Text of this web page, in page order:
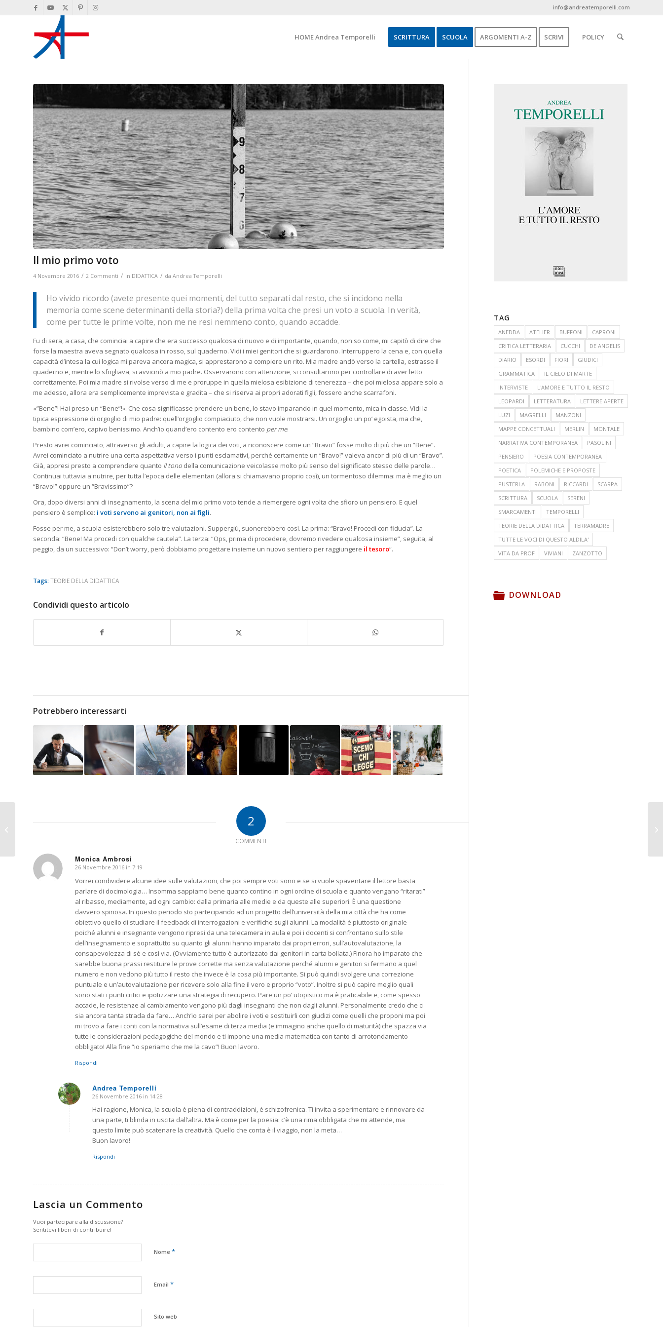
info@andreatemporelli.com
HOME Andrea Temporelli SCRITTURA SCUOLA ARGOMENTI A-Z SCRIVI POLICY
Il mio primo voto
4 Novembre 2016 / 2 Commenti / in DIDATTICA / da Andrea Temporelli
Ho vivido ricordo (avete presente quei momenti, del tutto separati dal resto, che si incidono nella
memoria come scene determinanti della storia?) della prima volta che presi un voto a scuola. In verità,
come per tutte le prime volte, non me ne resi nemmeno conto, quando accadde.
Fu di sera, a casa, che cominciai a capire che era successo qualcosa di nuovo e di importante, quando, non so come, mi capitò di dire che
forse la maestra aveva segnato qualcosa in rosso, sul quaderno. Vidi i miei genitori che si guardarono. Interruppero la cena e, con quella
capacità d’intesa la cui logica mi pareva ancora magica, si apprestarono a compiere un rito. Mia madre andò verso la cartella, estrasse il
quaderno e, mentre lo sfogliava, si avvicinò a mio padre. Osservarono con attenzione, si consultarono per controllare di aver letto
correttamente. Poi mia madre si rivolse verso di me e proruppe in quella mielosa esibizione di tenerezza – che poi mielosa appare solo a
me adesso, allora era semplicemente imprevista e gradita – che si riserva ai propri adorati figli, fossero anche scarrafoni.
«”Bene”! Hai preso un “Bene”!». Che cosa significasse prendere un bene, lo stavo imparando in quel momento, mica in classe. Vidi la
tipica espressione di orgoglio di mio padre: quell’orgoglio compiaciuto, che non vuole mostrarsi. Un orgoglio un po’ egoista, ma che,
bambino com’ero, capivo benissimo. Anch’io quand’ero contento ero contento per me.
Presto avrei cominciato, attraverso gli adulti, a capire la logica dei voti, a riconoscere come un “Bravo” fosse molto di più che un “Bene”.
Avrei cominciato a nutrire una certa aspettativa verso i punti esclamativi, perché certamente un “Bravo!” valeva ancor di più di un “Bravo”.
Già, appresi presto a comprendere quanto il tono della comunicazione veicolasse molto più senso del significato stesso delle parole…
Continuai tuttavia a nutrire, per tutta l’epoca delle elementari (allora si chiamavano proprio così), un tormentoso dilemma: ma è meglio un
“Bravo!” oppure un “Bravissimo”?
Ora, dopo diversi anni di insegnamento, la scena del mio primo voto tende a riemergere ogni volta che sfioro un pensiero. E quel
pensiero è semplice: i voti servono ai genitori, non ai figli.
Fosse per me, a scuola esisterebbero solo tre valutazioni. Suppergiù, suonerebbero così. La prima: “Bravo! Procedi con fiducia”. La
seconda: “Bene! Ma procedi con qualche cautela”. La terza: “Ops, prima di procedere, dovremo rivedere qualcosa insieme”, seguita, al
peggio, da un successivo: “Don’t worry, però dobbiamo progettare insieme un nuovo sentiero per raggiungere il tesoro“.
Tags: TEORIE DELLA DIDATTICA
Condividi questo articolo
Potrebbero interessarti
2
COMMENTI
Monica Ambrosi
dice:
26 Novembre 2016 in 7:19
Vorrei condividere alcune idee sulle valutazioni, che poi sempre voti sono e se si vuole spaventare il lettore basta
parlare di docimologia… Insomma sappiamo bene quanto contino in ogni ordine di scuola e quanto vengano “ritarati”
al ribasso, mediamente, ad ogni cambio: dalla primaria alle medie e da queste alle superiori. È una questione
davvero spinosa. In questo periodo sto partecipando ad un progetto dell’università della mia città che ha come
obiettivo quello di studiare il feedback di interrogazioni e verifiche sugli alunni. La modalità è piuttosto originale
poiché alunni e insegnante vengono ripresi da una telecamera in aula e poi i docenti si confrontano sullo stile
dell’insegnamento e soprattutto su quanto gli alunni hanno imparato dai propri errori, sull’autovalutazione, la
consapevolezza di sé e così via. (Ovviamente tutto è autorizzato dai genitori in carta bollata.) Finora ho imparato che
sarebbe buona prassi restituire le prove corrette ma senza valutazione perché alunni e genitori si fermano a quel
numero e non vedono più tutto il resto che invece è la cosa più importante. Si può quindi svolgere una correzione
puntuale e un’autovalutazione per ricevere solo alla fine il vero e proprio “voto”. Inoltre si può capire meglio quali
sono stati i punti critici e ipotizzare una strategia di recupero. Pare un po’ utopistico ma è praticabile e, come spesso
accade, le resistenze al cambiamento vengono più dagli insegnanti che non dagli alunni. Personalmente credo che ci
sia ancora tanta strada da fare… Anch’io sarei per abolire i voti e sostituirli con giudizi come quelli che proponi ma poi
mi trovo a fare i conti con la normativa sull’esame di terza media (e immagino anche quello di maturità) che spazza via
tutte le considerazioni pedagogiche del mondo e ti impone una media matematica con tanto di arrotondamento
obbligato! Alla fine “io speriamo che me la cavo”! Buon lavoro.
Rispondi
Andrea Temporelli
dice:
26 Novembre 2016 in 14:28
Hai ragione, Monica, la scuola è piena di contraddizioni, è schizofrenica. Ti invita a sperimentare e rinnovare da
una parte, ti blinda in uscita dall’altra. Ma è come per la poesia: c’è una rima obbligata che mi attende, ma
questo limite può scatenare la creatività. Quello che conta è il viaggio, non la meta…
Buon lavoro!
Rispondi
Lascia un Commento
Vuoi partecipare alla discussione?
Sentitevi liberi di contribuire!
Nome *
Email *
Sito web
TAG
ANEDDA ATELIER BUFFONI
CAPRONI
CRITICA LETTERARIA
CUCCHI
DE ANGELIS
DIARIO
ESORDI FIORI
GIUDICI
GRAMMATICA
IL CIELO DI MARTE
INTERVISTE
L'AMORE E TUTTO IL RESTO
LEOPARDI
LETTERATURA
LETTERE APERTE
LUZI
MAGRELLI
MANZONI
MAPPE CONCETTUALI
MERLIN
MONTALE
NARRATIVA CONTEMPORANEA
PASOLINI
PENSIERO
POESIA CONTEMPORANEA
POETICA
POLEMICHE E PROPOSTE
PUSTERLA
RABONI RICCARDI
SCARPA
SCRITTURA
SCUOLA
SERENI
SMARCAMENTI
TEMPORELLI
TEORIE DELLA DIDATTICA
TERRAMADRE
TUTTE LE VOCI DI QUESTO ALDILA'
VITA DA PROF
VIVIANI ZANZOTTO
DOWNLOAD
Il battesimo della